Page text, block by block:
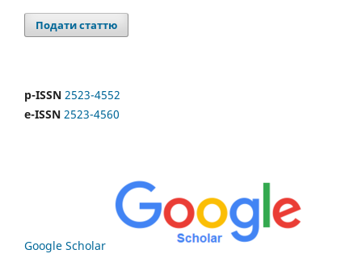
Подати статтю
p-ISSN 2523-4552
e-ISSN 2523-4560
Google Scholar